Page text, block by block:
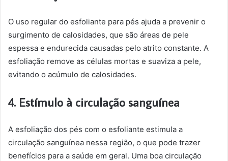
O uso regular do esfoliante para pés ajuda a prevenir o
surgimento de calosidades, que são áreas de pele
espessa e endurecida causadas pelo atrito constante. A
esfoliação remove as células mortas e suaviza a pele,
evitando o acúmulo de calosidades.
4. Estímulo à circulação sanguínea
A esfoliação dos pés com o esfoliante estimula a
circulação sanguínea nessa região, o que pode trazer
benefícios para a saúde em geral. Uma boa circulação